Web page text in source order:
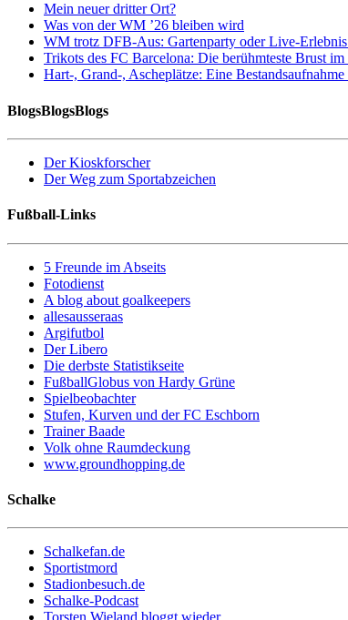
Mein neuer dritter Ort?
Was von der WM ’26 bleiben wird
WM trotz DFB-Aus: Gartenparty oder Live-Erlebnis
Trikots des FC Barcelona: Die berühmteste Brust
Hart-, Grand-, Ascheplätze: Eine
BlogsBlogsBlogs
Der Kioskforscher
Der Weg zum Sportabzeichen
Fußball-Links
5 Freunde im Abseits
Fotodienst
A blog about goalkeepers
allesausseraas
Argifutbol
Der Libero
Die derbste Statistikseite
FußballGlobus von Hardy Grüne
Spielbeobachter
Stufen, Kurven und der FC Eschborn
Trainer Baade
Volk ohne Raumdeckung
www.groundhopping.de
Schalke
Schalkefan.de
Sportistmord
Stadionbesuch.de
Schalke-Podcast
Torsten Wieland bloggt wieder